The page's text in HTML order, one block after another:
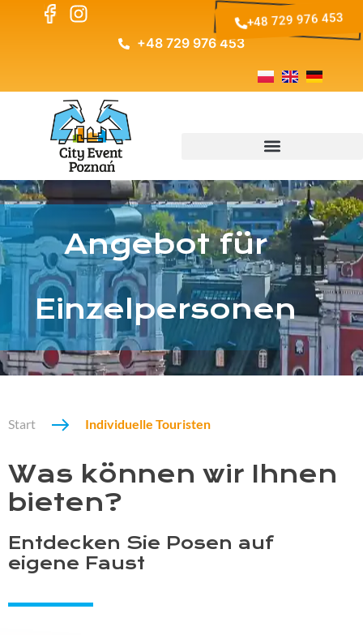
+48 729 976 453
+48 729 976 453
Angebot für
Einzelpersonen
Start Individuelle Touristen
Was können wir Ihnen
bieten?
Entdecken Sie Posen auf
eigene Faust